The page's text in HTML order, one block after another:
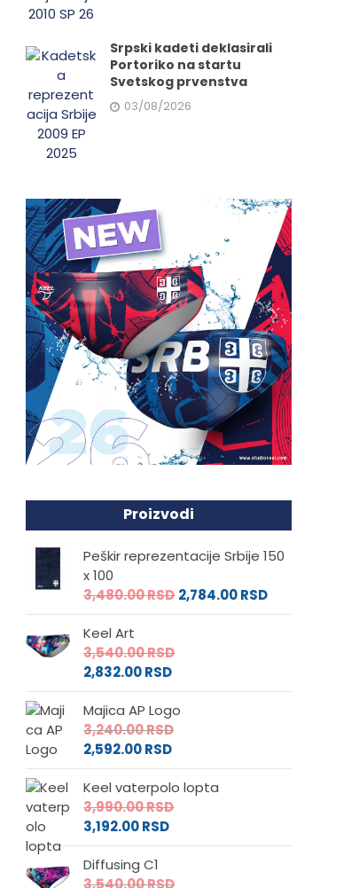
Srpski kadeti deklasirali
Portoriko na startu
Svetskog prvenstva
03/08/2026
Proizvodi
Peškir reprezentacije Srbije 150
x 100
3,480.00RSD 2,784.00RSD
Keel Art
3,540.00RSD
2,832.00RSD
Majica AP Logo
3,240.00RSD
2,592.00RSD
Keel vaterpolo lopta
3,990.00RSD
3,192.00RSD
Diffusing C1